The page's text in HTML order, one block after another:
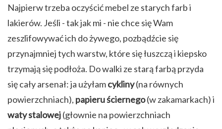
Najpierw trzeba oczyścić mebel ze starych farb i
lakierów. Jeśli - tak jak mi - nie chce się Wam
zeszlifowywać ich do żywego, pozbądźcie się
przynajmniej tych warstw, które się łuszczą i kiepsko
trzymają się podłoża. Do walki ze starą farbą przyda
się cały arsenał: ja użyłamcykliny(na równych
powierzchniach), papieru ściernego(w zakamarkach) i
waty stalowej(głownie na powierzchniach